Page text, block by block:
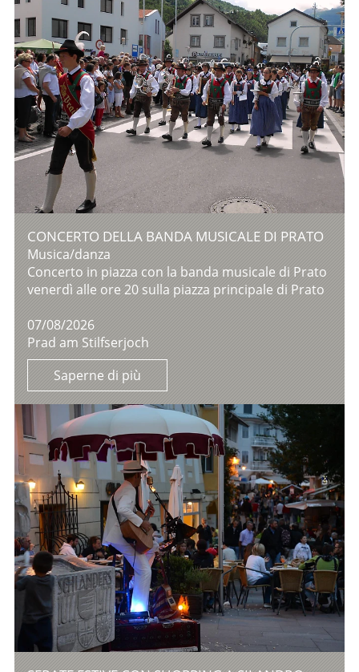
CONCERTO DELLA BANDA MUSICALE DI PRATO
Musica/danza
Concerto in piazza con la banda musicale di Prato
venerdì alle ore 20 sulla piazza principale di Prato
07/08/2026
Prad am Stilfserjoch
Saperne di più